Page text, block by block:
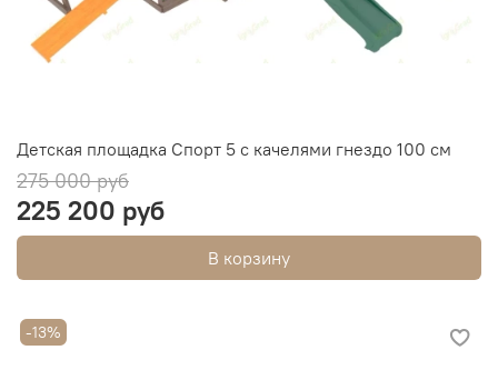
Детская площадка Спорт 5 с качелями гнездо 100 см
275 000 руб
225 200 руб
В корзину
-13%